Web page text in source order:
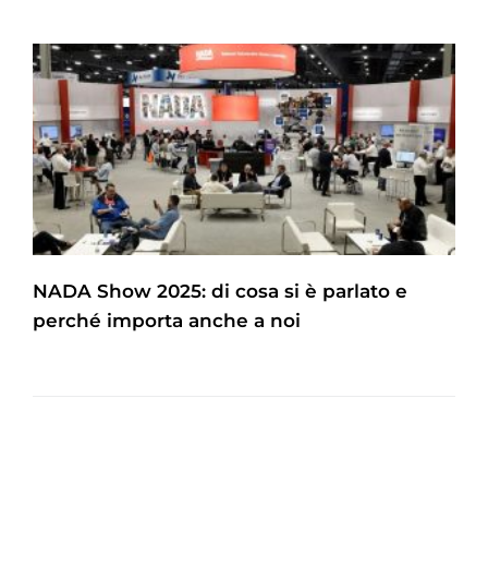
NADA Show 2025: di cosa si è parlato e
perché importa anche a noi